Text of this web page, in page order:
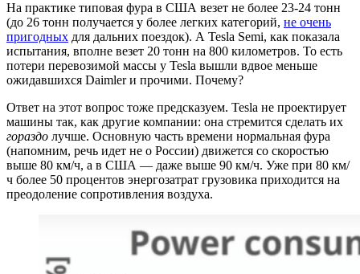
На практике типовая фура в США везет не более 23-24 тонн
(до 26 тонн получается у более легких категорий, не очень
пригодных для дальних поездок). А Tesla Semi, как показала
испытания, вполне везет 20 тонн на 800 километров. То есть
потери перевозимой массы у Tesla вышли вдвое меньше
ожидавшихся Daimler и прочими. Почему?
Ответ на этот вопрос тоже предсказуем. Tesla не проектирует
машины так, как другие компании: она стремится сделать их
гораздо лучше. Основную часть времени нормальная фура
(напомним, речь идет не о России) движется со скоростью
выше 80 км/ч, а в США — даже выше 90 км/ч. Уже при 80 км/
ч более 50 процентов энергозатрат грузовика приходится на
преодоление сопротивления воздуха.